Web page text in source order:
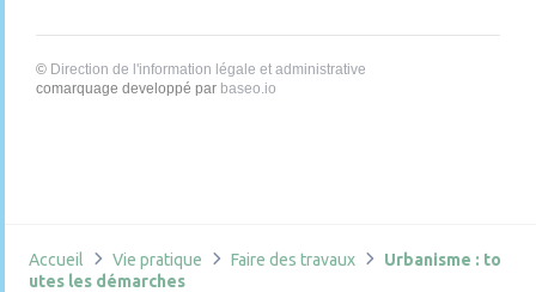
© Direction de l'information légale et administrative
comarquage developpé par baseo.io
Accueil Vie pratique Faire des travaux
Urbanisme : to
utes les démarches